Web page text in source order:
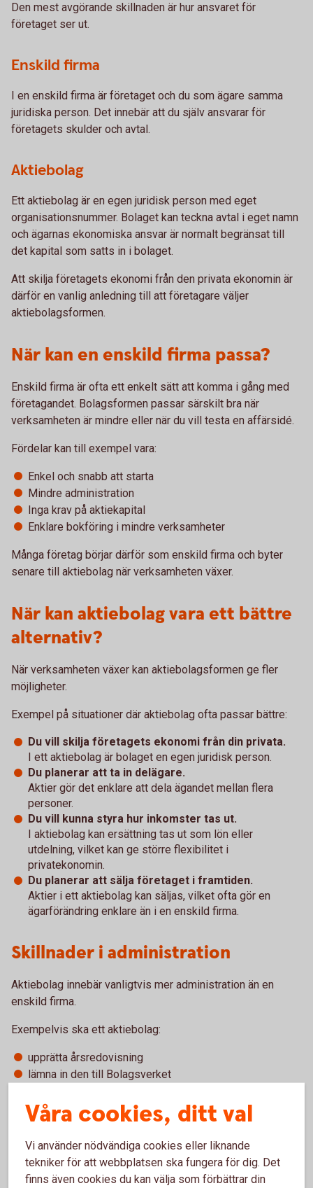
Den mest avgörande skillnaden är hur ansvaret för
företaget ser ut.
Enskild firma
I en enskild firma är företaget och du som ägare samma
juridiska person. Det innebär att du själv ansvarar för
företagets skulder och avtal.
Aktiebolag
Ett aktiebolag är en egen juridisk person med eget
organisationsnummer. Bolaget kan teckna avtal i eget namn
och ägarnas ekonomiska ansvar är normalt begränsat till
det kapital som satts in i bolaget.
Att skilja företagets ekonomi från den privata ekonomin är
därför en vanlig anledning till att företagare väljer
aktiebolagsformen.
När kan en enskild firma passa?
Enskild firma är ofta ett enkelt sätt att komma i gång med
företagandet. Bolagsformen passar särskilt bra när
verksamheten är mindre eller när du vill testa en affärsidé.
Fördelar kan till exempel vara:
Enkel och snabb att starta
Mindre administration
Inga krav på aktiekapital
Enklare bokföring i mindre verksamheter
Många företag börjar därför som enskild firma och byter
senare till aktiebolag när verksamheten växer.
När kan aktiebolag vara ett bättre
alternativ?
När verksamheten växer kan aktiebolagsformen ge fler
möjligheter.
Exempel på situationer där aktiebolag ofta passar bättre:
Du vill skilja företagets ekonomi från din privata.
I ett aktiebolag är bolaget en egen juridisk person.
Du planerar att ta in delägare.
Aktier gör det enklare att dela ägandet mellan flera
personer.
Du vill kunna styra hur inkomster tas ut.
I aktiebolag kan ersättning tas ut som lön eller
utdelning, vilket kan ge större flexibilitet i
privatekonomin.
Du planerar att sälja företaget i framtiden.
Aktier i ett aktiebolag kan säljas, vilket ofta gör en
ägarförändring enklare än i en enskild firma.
Skillnader i administration
Aktiebolag innebär vanligtvis mer administration än en
enskild firma.
Exempelvis ska ett aktiebolag:
upprätta årsredovisning
lämna in den till Bolagsverket
En enskild firma har ofta enklare administrativa krav.
Att tänka på om du vill byta till
Våra cookies, ditt val
Vi använder nödvändiga cookies eller liknande
tekniker för att webbplatsen ska fungera för dig. Det
finns även cookies du kan välja som förbättrar din